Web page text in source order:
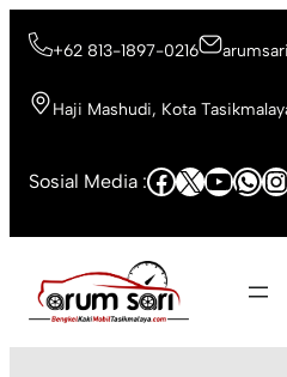
+62 813-1897-0216
Haji Mashudi, Kota
Sosial Media :Facebook
X